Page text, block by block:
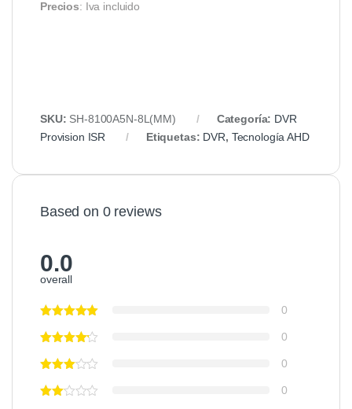
Precios: Iva incluido
SKU: SH-8100A5N-8L(MM) Categoría: DVR
Provision ISR
Etiquetas: DVR, Tecnología AHD
Based on 0 reviews
0.0
overall
0
0
0
0